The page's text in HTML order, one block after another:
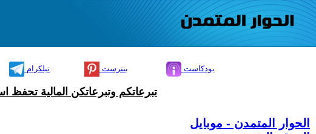
تيلكرام بنترست بودكاست
تبرعاتكم وتبرعاتكن المالية تحفظ
الحوار المتمدن - موبايل